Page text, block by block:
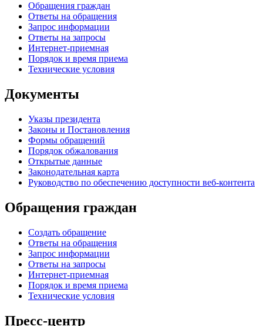
Обращения граждан
Ответы на обращения
Запрос информации
Ответы на запросы
Интернет-приемная
Порядок и время приема
Технические условия
Документы
Указы президента
Законы и Постановления
Формы обращений
Порядок обжалования
Открытые данные
Законодательная карта
Руководство по обеспечению доступности веб-контента
Обращения граждан
Создать обращение
Ответы на обращения
Запрос информации
Ответы на запросы
Интернет-приемная
Порядок и время приема
Технические условия
Пресс-центр